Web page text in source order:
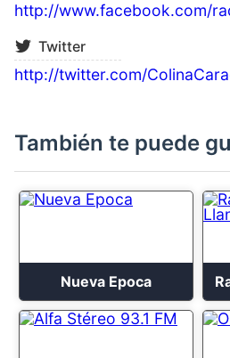
http://www.facebook.com/
Twitter
http://twitter.com/
También te puede
Nueva Epoca